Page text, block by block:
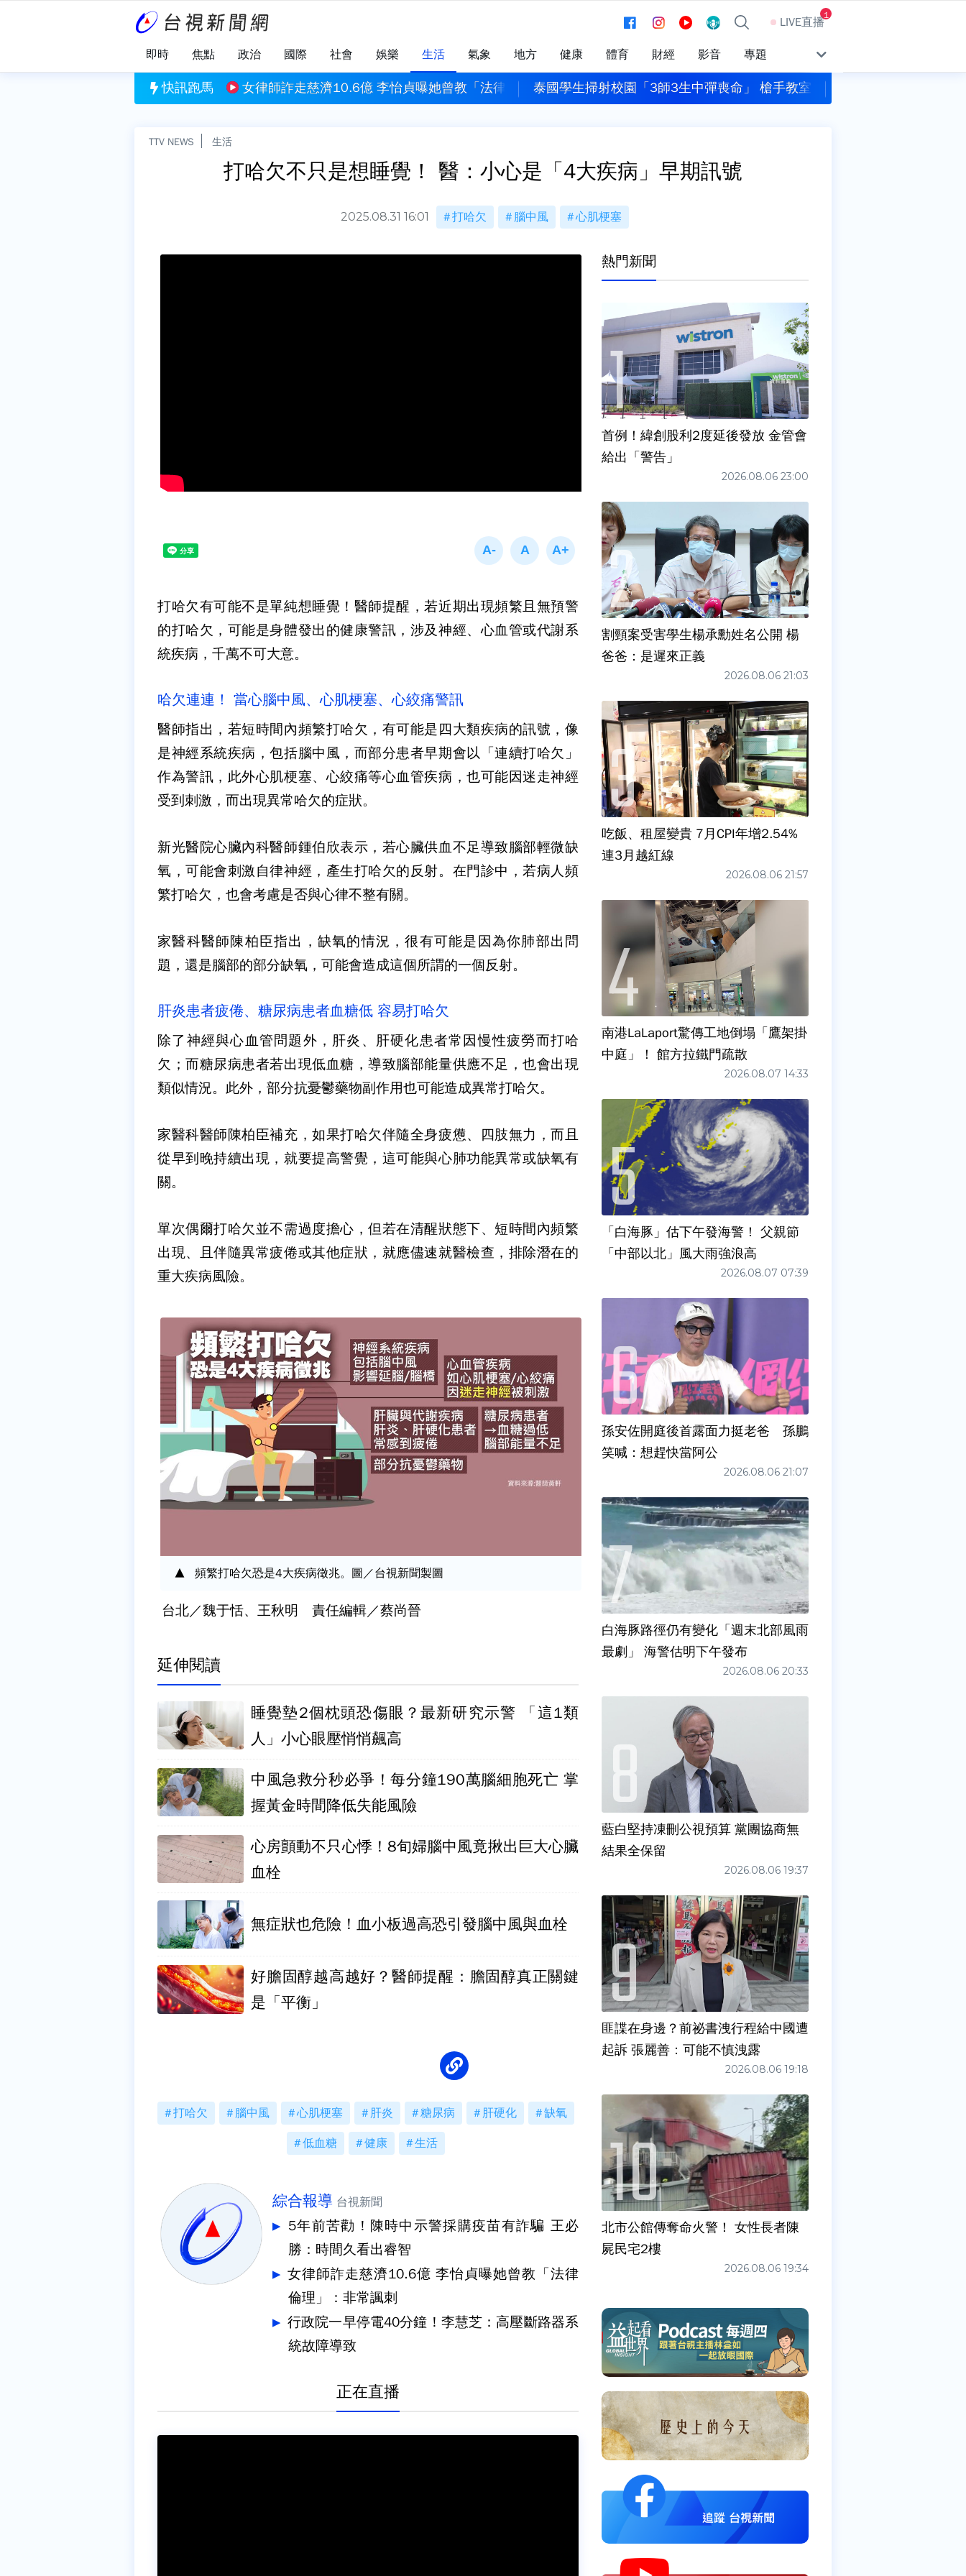
LIVE直播1
即時 焦點 政治 國際 社會 娛樂 生活 氣象 地方 健康 體育 財經 影音 專題
快訊跑馬
！ 陳時中嘆：當時苦口婆心卻成特定政治人物武器女律師詐走慈濟10.6億 李怡貞曝她曾教「法律倫理」：非常諷刺泰國學生掃射校園「3師3生中彈喪命」 槍手教室內自戕亡
TTV NEWS 生活
打哈欠不只是想睡覺！ 醫：小心是「4大疾病」早期訊號
2025.08.31 16:01 打哈欠 腦中風 心肌梗塞
打哈欠有可能不是單純想睡覺！醫師提醒，若近期出現頻繁且無預警
的打哈欠，可能是身體發出的健康警訊，涉及神經、心血管或代謝系
統疾病，千萬不可大意。
哈欠連連！ 當心腦中風、心肌梗塞、心絞痛警訊
醫師指出，若短時間內頻繁打哈欠，有可能是四大類疾病的訊號，像
是神經系統疾病，包括腦中風，而部分患者早期會以「連續打哈欠」
作為警訊，此外心肌梗塞、心絞痛等心血管疾病，也可能因迷走神經
受到刺激，而出現異常哈欠的症狀。
新光醫院心臟內科醫師鍾伯欣表示，若心臟供血不足導致腦部輕微缺
氧，可能會刺激自律神經，產生打哈欠的反射。在門診中，若病人頻
繁打哈欠，也會考慮是否與心律不整有關。
家醫科醫師陳柏臣指出，缺氧的情況，很有可能是因為你肺部出問
題，還是腦部的部分缺氧，可能會造成這個所謂的一個反射。
肝炎患者疲倦、糖尿病患者血糖低 容易打哈欠
除了神經與心血管問題外，肝炎、肝硬化患者常因慢性疲勞而打哈
欠；而糖尿病患者若出現低血糖，導致腦部能量供應不足，也會出現
類似情況。此外，部分抗憂鬱藥物副作用也可能造成異常打哈欠。
家醫科醫師陳柏臣補充，如果打哈欠伴隨全身疲憊、四肢無力，而且
從早到晚持續出現，就要提高警覺，這可能與心肺功能異常或缺氧有
關。
單次偶爾打哈欠並不需過度擔心，但若在清醒狀態下、短時間內頻繁
出現、且伴隨異常疲倦或其他症狀，就應儘速就醫檢查，排除潛在的
重大疾病風險。
頻繁打哈欠恐是4大疾病徵兆。圖／台視新聞製圖
台北／魏于恬、王秋明 責任編輯／蔡尚晉
延伸閱讀
睡覺墊2個枕頭恐傷眼？最新研究示警 「這1類
人」小心眼壓悄悄飆高
中風急救分秒必爭！每分鐘190萬腦細胞死亡 掌
握黃金時間降低失能風險
心房顫動不只心悸！8旬婦腦中風竟揪出巨大心臟
血栓
無症狀也危險！血小板過高恐引發腦中風與血栓
好膽固醇越高越好？醫師提醒：膽固醇真正關鍵
是「平衡」
打哈欠 腦中風 心肌梗塞 肝炎 糖尿病 肝硬化 缺氧
低血糖 健康 生活
綜合報導 台視新聞
5年前苦勸！陳時中示警採購疫苗有詐騙 王必
勝：時間久看出睿智
女律師詐走慈濟10.6億 李怡貞曝她曾教「法律
倫理」：非常諷刺
行政院一早停電40分鐘！李慧芝：高壓斷路器系
統故障導致
正在直播
熱門新聞
首例！緯創股利2度延後發放 金管會
給出「警告」
2026.08.06 23:00
割頸案受害學生楊承勳姓名公開 楊
爸爸：是遲來正義
2026.08.06 21:03
吃飯、租屋變貴 7月CPI年增2.54%
連3月越紅線
2026.08.06 21:57
南港LaLaport驚傳工地倒塌「鷹架掛
中庭」！ 館方拉鐵門疏散
2026.08.07 14:33
「白海豚」估下午發海警！ 父親節
「中部以北」風大雨強浪高
2026.08.07 07:39
孫安佐開庭後首露面力挺老爸 孫鵬
笑喊：想趕快當阿公
2026.08.06 21:07
白海豚路徑仍有變化「週末北部風雨
最劇」 海警估明下午發布
2026.08.06 20:33
藍白堅持凍刪公視預算 黨團協商無
結果全保留
2026.08.06 19:37
匪諜在身邊？前祕書洩行程給中國遭
起訴 張麗善：可能不慎洩露
2026.08.06 19:18
北市公館傳奪命火警！ 女性長者陳
屍民宅2樓
2026.08.06 19:34